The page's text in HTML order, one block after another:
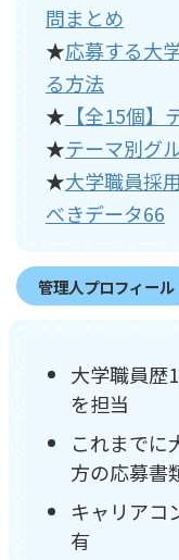
問まとめ
★応募する大
る方法
★ 【全15個
★テーマ別グ
★大学職員採
べきデータ66
管理人プロフィール
大学職員歴
を担当
これまでに
方の応募書
キャリアコ
有